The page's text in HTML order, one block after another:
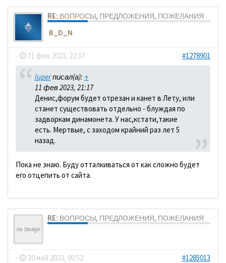
RE: ВОПРОСЫ, ПРЕДЛОЖЕНИЯ, ПОЖЕЛАНИЯ
B_D_N
- 11 фев 2023, 22:37 #1278901
luperписал(а): ↑
11 фев 2023, 21:17
Денис,форум будет отрезан и канет в Лету, или
станет существовать отдельно - блуждая по
задворкам динамонета. У нас,кстати,такие
есть. Мертвые, с заходом крайний раз лет 5
назад.
Пока не знаю. Буду отталкиваться от как сложно будет
его отцепить от сайта.
RE: ВОПРОСЫ, ПРЕДЛОЖЕНИЯ, ПОЖЕЛАНИЯ
- 30 май 2023, 00:52
#1285013